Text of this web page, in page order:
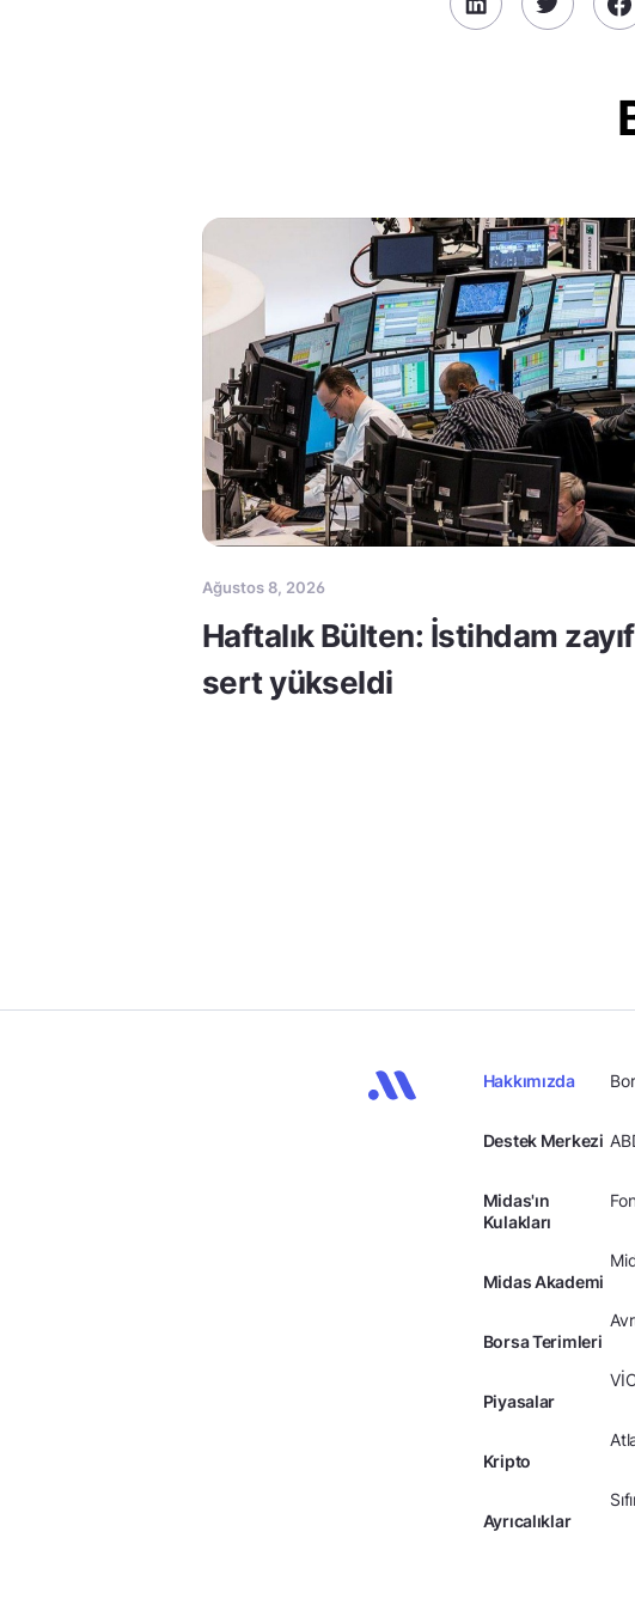
Ağustos 8, 2026
Haftalık Bülten: İstihdam
sert yükseldi
Hakkımızda
Destek Merkezi
Midas'ın
Kulakları
Midas Akademi
Borsa Terimleri
Piyasalar
Kripto
Ayrıcalıklar